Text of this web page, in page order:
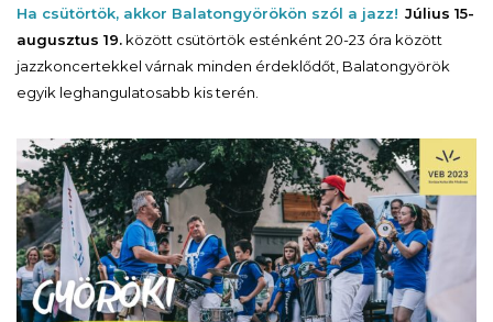
Ha csütörtök, akkor Balatongyörökön szól a jazz! Július 15-
augusztus 19. között csütörtök esténként 20-23 óra között
jazzkoncertekkel várnak minden érdeklődőt, Balatongyörök
egyik leghangulatosabb kis terén.